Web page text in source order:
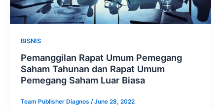
BISNIS
Pemanggilan Rapat Umum Pemegang
Saham Tahunan dan Rapat Umum
Pemegang Saham Luar Biasa
Team Publisher Diagnos /June 28, 2022